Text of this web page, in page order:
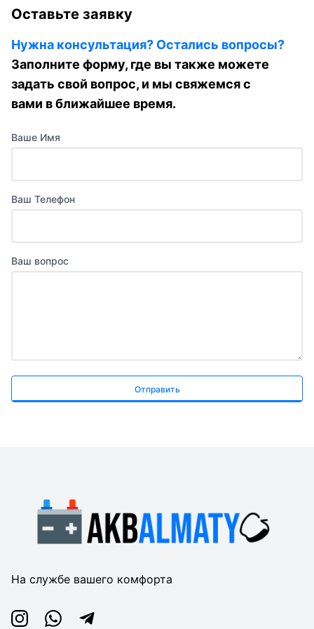
Оставьте заявку
Нужна консультация? Остались вопросы?
Заполните форму, где вы также можете
задать свой вопрос, и мы свяжемся с
вами в ближайшее время.
Ваше Имя
Ваш Телефон
Ваш вопрос
Отправить
На службе вашего комфорта
InstagramWhatsappTelegram